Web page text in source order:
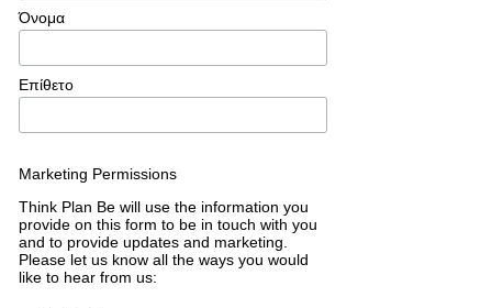
Όνομα
Επίθετο
Marketing Permissions
Think Plan Be will use the information you
provide on this form to be in touch with you
and to provide updates and marketing.
Please let us know all the ways you would
like to hear from us: